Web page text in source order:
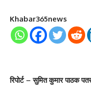
Khabar365news
रिपोर्ट – सुमित कुमार पाठक